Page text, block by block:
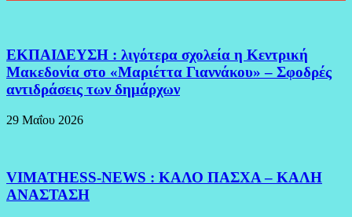
ΕΚΠΑΙΔΕΥΣΗ : λιγότερα σχολεία η Κεντρική
Μακεδονία στο «Μαριέττα Γιαννάκου» – Σφοδρές
αντιδράσεις των δημάρχων
29 Μαΐου 2026
VIMATHESS-NEWS : ΚΑΛΟ ΠΑΣΧΑ – ΚΑΛΗ
ΑΝΑΣΤΑΣΗ